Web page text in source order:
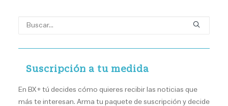
Suscripción a tu medida
En BX+ tú decides cómo quieres recibir las noticias que
más te interesan. Arma tu paquete de suscripción y decide